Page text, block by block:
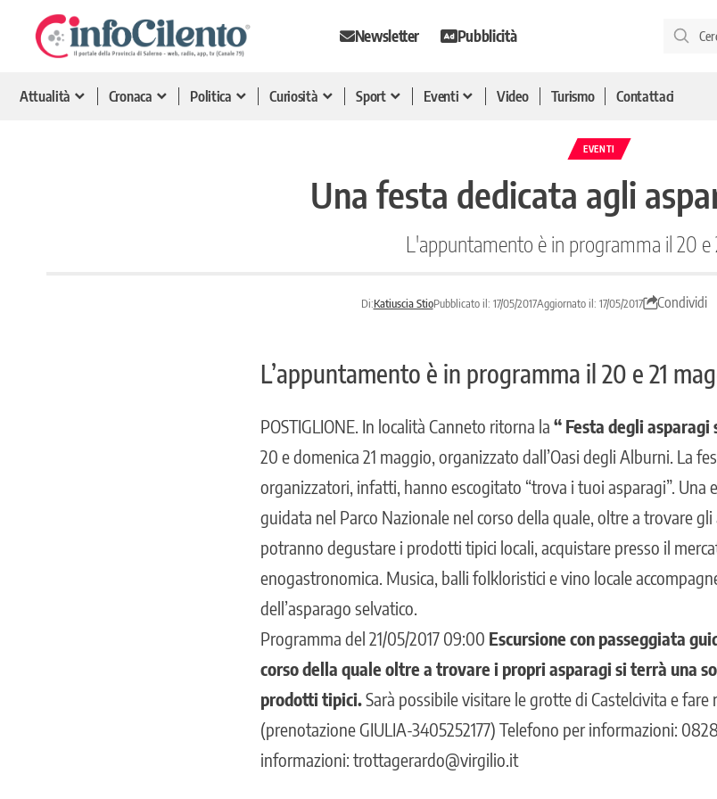
Newsletter Pubblicità
Attualità Cronaca Politica Curiosità Sport Eventi Video Turismo Contattaci
EVENTI
Una festa dedicata agli
L'appuntamento è in programma il 20 e
Di:Katiuscia StioPubblicato il: 17/05/2017Aggiornato il: 17/05/2017 Condividi
L’appuntamento è in programma il 20 e 21
POSTIGLIONE. In località Canneto ritorna la “ Festa degli asparagi
20 e domenica 21 maggio, organizzato dall’Oasi degli Alburni. La
organizzatori, infatti, hanno escogitato “trova i tuoi asparagi”. Una
guidata nel Parco Nazionale nel corso della quale, oltre a trovare
potranno degustare i prodotti tipici locali, acquistare presso il
enogastronomica. Musica, balli folkloristici e vino locale
dell’asparago selvatico.
Programma del 21/05/2017 09:00 Escursione con passeggiata
corso della quale oltre a trovare i propri asparagi si terrà una
prodotti tipici.Sarà possibile visitare le grotte di Castelcivita e
(prenotazione GIULIA-3405252177) Telefono per informazioni:
informazioni: trottagerardo@virgilio.it